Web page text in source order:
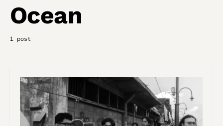
Ocean
1 post